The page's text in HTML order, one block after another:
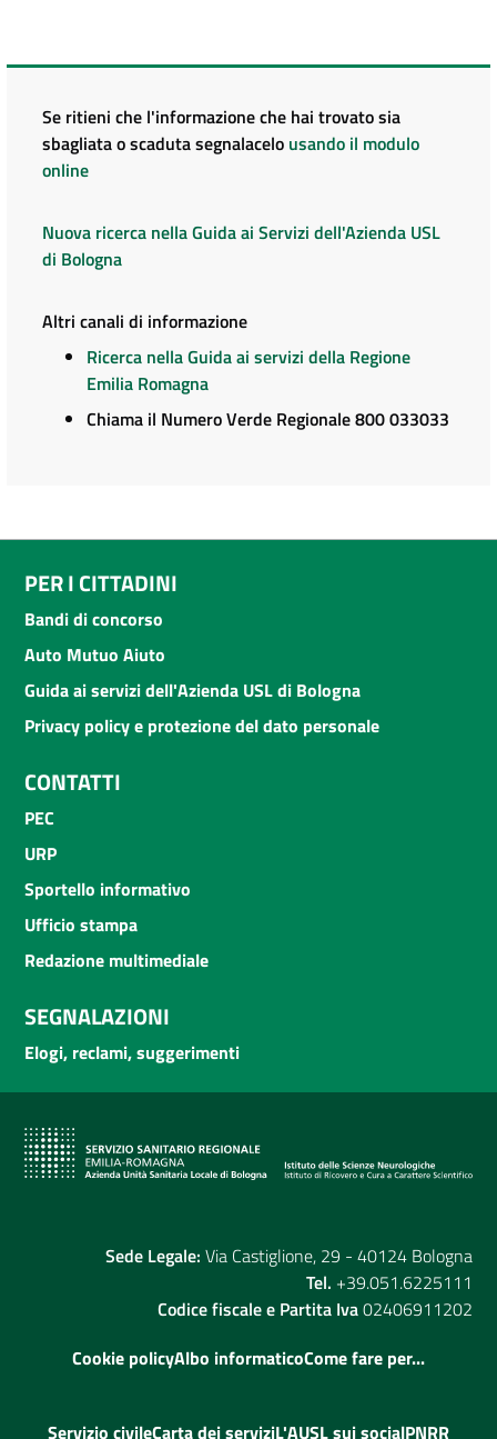
Se ritieni che l'informazione che hai trovato sia
sbagliata o scaduta segnalacelo usando il modulo
online
Nuova ricerca nella Guida ai Servizi dell'Azienda USL
di Bologna
Altri canali di informazione
Ricerca nella Guida ai servizi della Regione
Emilia Romagna
Chiama il Numero Verde Regionale 800 033033
PER I CITTADINI
Bandi di concorso
Auto Mutuo Aiuto
Guida ai servizi dell'Azienda USL di Bologna
Privacy policy e protezione del dato personale
CONTATTI
PEC
URP
Sportello informativo
Ufficio stampa
Redazione multimediale
SEGNALAZIONI
Elogi, reclami, suggerimenti
Sede Legale: Via Castiglione, 29 - 40124 Bologna
Tel. +39.051.6225111
Codice fiscale e Partita Iva02406911202
Cookie policyAlbo informaticoCome fare per...
Servizio civileCarta dei serviziL'AUSL sui socialPNRR